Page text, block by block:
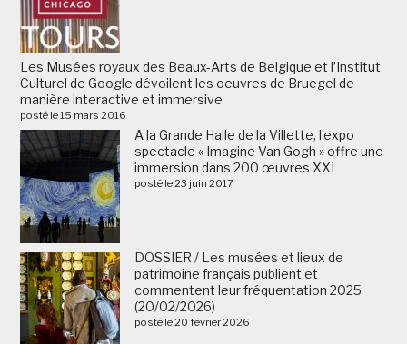
Les Musées royaux des Beaux-Arts de Belgique et l’Institut
Culturel de Google dévoilent les oeuvres de Bruegel de
manière interactive et immersive
posté le 15 mars 2016
A la Grande Halle de la Villette, l’expo
spectacle « Imagine Van Gogh » offre une
immersion dans 200 œuvres XXL
posté le 23 juin 2017
DOSSIER / Les musées et lieux de
patrimoine français publient et
commentent leur fréquentation 2025
(20/02/2026)
posté le 20 février 2026